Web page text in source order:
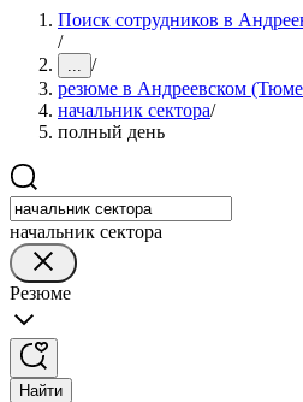
Поиск сотрудников в
/
... /
резюме в Андреевском
начальник сектора/
полный день
начальник сектора
Резюме
Найти